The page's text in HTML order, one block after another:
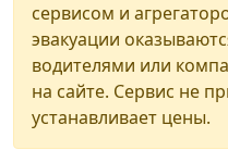
сервисом и
эвакуации
водителями или
на сайте. Сервис не
устанавливает цены.